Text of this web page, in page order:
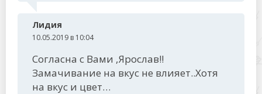
Лидия
10.05.2019 в 10:04
Согласна с Вами ,Ярослав!!
Замачивание на вкус не влияет..Хотя
на вкус и цвет…